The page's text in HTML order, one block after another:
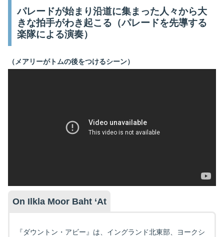
パレードが始まり沿道に集まった人々から大
きな拍手がわき起こる（パレードを先導する
楽隊による演奏）
（メアリーがトムの後をつけるシーン）
On Ilkla Moor Baht ‘At
『ダウントン・アビー』は、イングランド北東部、ヨークシ